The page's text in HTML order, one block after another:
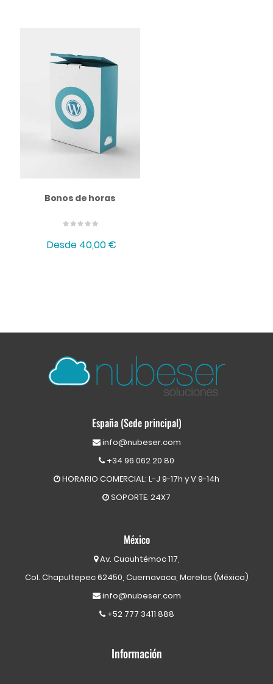
Bonos de horas
Desde 40,00 €
España (Sede principal)
info@nubeser.com
+34 96 062 20 80
HORARIO COMERCIAL: L-J 9-17h y V 9-14h
SOPORTE: 24X7
México
Av. Cuauhtémoc 117,
Col. Chapultepec 62450, Cuernavaca, Morelos (México)
info@nubeser.com
+52 777 3411 888
Información